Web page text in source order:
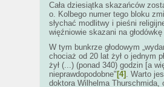
Cała dziesiątka skazańców
o. Kolbego numer tego bloku
słychać modlitwy i pieśni
więźniowie skazani na
W tym bunkrze głodowym
chociaż od 20 lat żył o jednym
żył (...) (ponad 340) godzin [a
nieprawdopodobne" [4] . Warto
doktora Wilhelma Thurschmida,